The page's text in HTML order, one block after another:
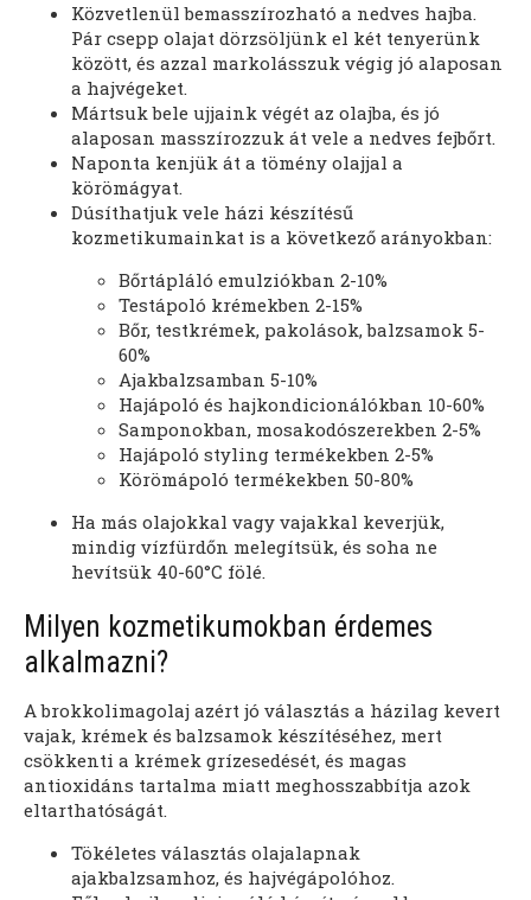
Közvetlenül bemasszírozható a nedves hajba.
Pár csepp olajat dörzsöljünk el két tenyerünk
között, és azzal markolásszuk végig jó alaposan
a hajvégeket.
Mártsuk bele ujjaink végét az olajba, és jó
alaposan masszírozzuk át vele a nedves fejbőrt.
Naponta kenjük át a tömény olajjal a
körömágyat.
Dúsíthatjuk vele házi készítésű
kozmetikumainkat is a következő arányokban:
Bőrtápláló emulziókban 2-10%
Testápoló krémekben 2-15%
Bőr, testkrémek, pakolások, balzsamok 5-
60%
Ajakbalzsamban 5-10%
Hajápoló és hajkondicionálókban 10-60%
Samponokban, mosakodószerekben 2-5%
Hajápoló styling termékekben 2-5%
Körömápoló termékekben 50-80%
Ha más olajokkal vagy vajakkal keverjük,
mindig vízfürdőn melegítsük, és soha ne
hevítsük 40-60°C fölé.
Milyen kozmetikumokban érdemes
alkalmazni?
A brokkolimagolaj azért jó választás a házilag kevert
vajak, krémek és balzsamok készítéséhez, mert
csökkenti a krémek grízesedését, és magas
antioxidáns tartalma miatt meghosszabbítja azok
eltarthatóságát.
Tökéletes választás olajalapnak
ajakbalzsamhoz, és hajvégápolóhoz.